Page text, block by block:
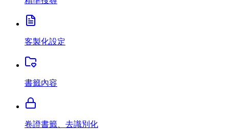
客製化設定
書籤內容
卷證書籤、去識別化